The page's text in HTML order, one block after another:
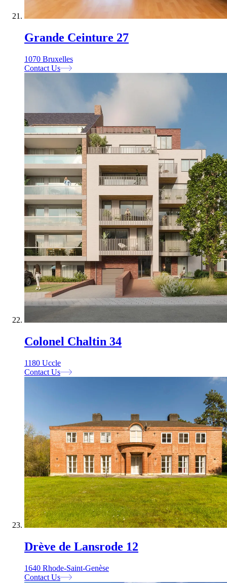
Grande Ceinture 27
1070 Bruxelles
Contact Us
Colonel Chaltin 34
1180 Uccle
Contact Us
Drève de Lansrode 12
1640 Rhode-Saint-Genèse
Contact Us